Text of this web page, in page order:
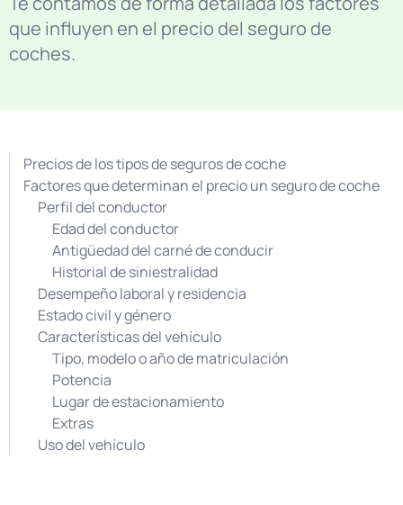
que influyen en el precio del seguro de
coches.
Precios de los tipos de seguros de coche
Factores que determinan el precio un seguro de coche
Perfil del conductor
Edad del conductor
Antigüedad del carné de conducir
Historial de siniestralidad
Desempeño laboral y residencia
Estado civil y género
Características del vehículo
Tipo, modelo o año de matriculación
Potencia
Lugar de estacionamiento
Extras
Uso del vehículo